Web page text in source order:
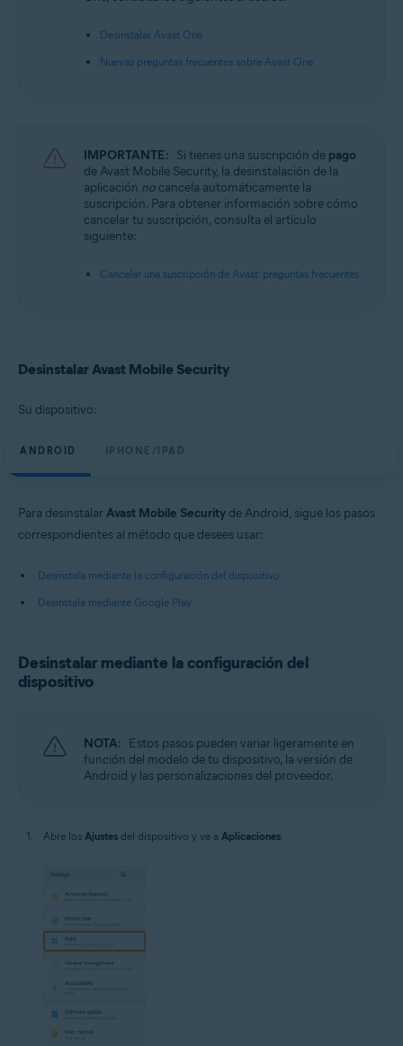
Desinstalar Avast One
Nuevas preguntas frecuentes sobre Avast One
IMPORTANTE: Si tienes una suscripción de pago
de Avast Mobile Security, la desinstalación de la
aplicación no cancela automáticamente la
suscripción. Para obtener información sobre cómo
cancelar tu suscripción, consulta el artículo
siguiente:
Cancelar una suscripción de Avast: preguntas frecuentes
Desinstalar Avast Mobile Security
Su dispositivo:
ANDROID IPHONE/IPAD
Para desinstalarAvast Mobile Security de Android, sigue los pasos
correspondientes al método que desees usar:
Desinstala mediante la configuración del dispositivo
Desinstala mediante Google Play
Desinstalar mediante la configuración del
dispositivo
NOTA: Estos pasos pueden variar ligeramente en
función del modelo de tu dispositivo, la versión de
Android y las personalizaciones del proveedor.
Abre los Ajustes del dispositivo y ve a Aplicaciones.